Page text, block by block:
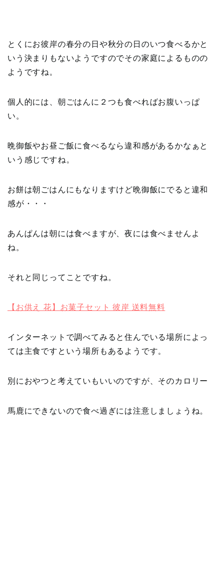
とくにお彼岸の春分の日や秋分の日のいつ食べるかと
いう決まりもないようですのでその家庭によるものの
ようですね。
個人的には、朝ごはんに２つも食べればお腹いっぱ
い。
晩御飯やお昼ご飯に食べるなら違和感があるかなぁと
いう感じですね。
お餅は朝ごはんにもなりますけど晩御飯にでると違和
感が・・・
あんぱんは朝には食べますが、夜には食べませんよ
ね。
それと同じってことですね。
【お供え 花】お菓子セット 彼岸 送料無料
インターネットで調べてみると住んでいる場所によっ
ては主食ですという場所もあるようです。
別におやつと考えていもいいのですが、そのカロリー
馬鹿にできないので食べ過ぎには注意しましょうね。